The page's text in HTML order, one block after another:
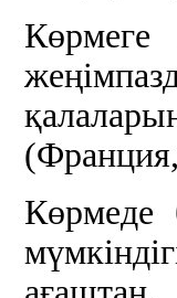
Көрмеге
Көрмеде